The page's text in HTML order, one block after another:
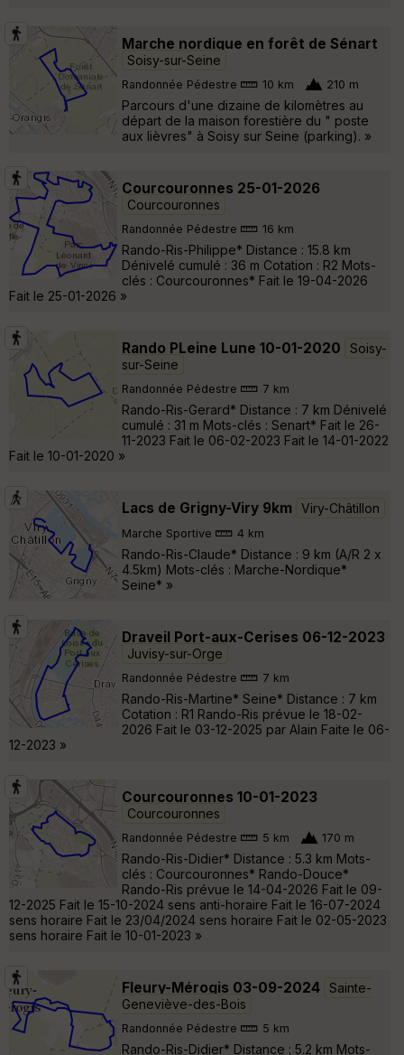
Marche nordique en forêt de Sénart
Soisy-sur-Seine
Randonnée Pédestre 10 km 210 m
Parcours d'une dizaine de kilomètres au
départ de la maison forestière du " poste
aux lièvres" à Soisy sur Seine (parking). »
Courcouronnes 25-01-2026
Courcouronnes
Randonnée Pédestre 16 km
Rando-Ris-Philippe* Distance : 15.8 km
Dénivelé cumulé : 36 m Cotation : R2 Mots-
clés : Courcouronnes* Fait le 19-04-2026
Fait le 25-01-2026 »
Rando PLeine Lune 10-01-2020
Soisy-
sur-Seine
Randonnée Pédestre 7 km
Rando-Ris-Gerard* Distance : 7 km Dénivelé
cumulé : 31 m Mots-clés : Senart* Fait le 26-
11-2023 Fait le 06-02-2023 Fait le 14-01-2022
Fait le 10-01-2020 »
Lacs de Grigny-Viry 9km Viry-Châtillon
Marche Sportive 4 km
Rando-Ris-Claude* Distance : 9 km (A/R 2 x
4.5km) Mots-clés : Marche-Nordique*
Seine* »
Draveil Port-aux-Cerises 06-12-2023
Juvisy-sur-Orge
Randonnée Pédestre 7 km
Rando-Ris-Martine* Seine* Distance : 7 km
Cotation : R1 Rando-Ris prévue le 18-02-
2026 Fait le 03-12-2025 par Alain Faite le 06-
12-2023 »
Courcouronnes 10-01-2023
Courcouronnes
Randonnée Pédestre 5 km 170 m
Rando-Ris-Didier* Distance : 5.3 km Mots-
clés : Courcouronnes* Rando-Douce*
Rando-Ris prévue le 14-04-2026 Fait le 09-
12-2025 Fait le 15-10-2024 sens anti-horaire Fait le 16-07-2024
sens horaire Fait le 23/04/2024 sens horaire Fait le 02-05-2023
sens horaire Fait le 10-01-2023 »
Fleury-Mérogis 03-09-2024 Sainte-
Geneviève-des-Bois
Randonnée Pédestre 5 km
Rando-Ris-Didier* Distance : 5.2 km Mots-